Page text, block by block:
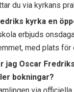
du via kyrkans
kyrka en
erbjuds
med plats för
jag Oscar
bokningar?